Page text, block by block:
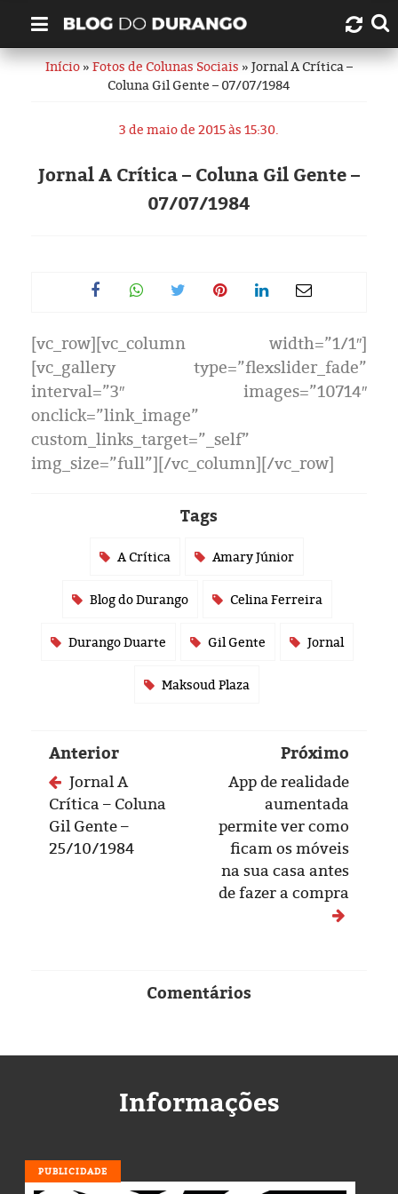
Quem é Durango Duarte?
Links úteis
Contato
Artigos
História
Eleições 2024
Pesquisas
Início»Fotos de Colunas Sociais» Jornal A Crítica –
Coluna Gil Gente – 07/07/1984
3 de maio de 2015 às 15:30.
Jornal A Crítica – Coluna Gil Gente –
07/07/1984
[vc_row][vc_column width=”1/1″]
[vc_gallery type=”flexslider_fade”
interval=”3″ images=”10714″
onclick=”link_image”
custom_links_target=”_self”
img_size=”full”][/vc_column][/vc_row]
Tags
A Crítica Amary Júnior
Blog do Durango Celina Ferreira
Durango Duarte Gil Gente Jornal
Maksoud Plaza
Anterior
Jornal A
Crítica – Coluna
Gil Gente –
25/10/1984
Próximo
App de realidade
aumentada
permite ver como
ficam os móveis
na sua casa antes
de fazer a compra
Comentários
Informações
PUBLICIDADE